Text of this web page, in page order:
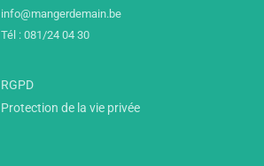
info@mangerdemain.be
Tél : 081/24 04 30
RGPD
Protection de la vie privée